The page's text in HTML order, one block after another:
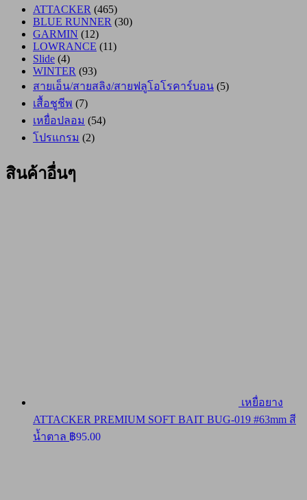
ATTACKER (465)
BLUE RUNNER (30)
GARMIN (12)
LOWRANCE (11)
Slide (4)
WINTER (93)
สายเอ็น/สายสลิง/สายฟลูโอโรคาร์บอน (5)
เสื้อชูชีพ (7)
เหยื่อปลอม (54)
โปรแกรม (2)
สินค้าอื่นๆ
เหยื่อยาง
ATTACKER PREMIUM SOFT BAIT BUG-019 #63mm สี
น้ำตาล ฿95.00